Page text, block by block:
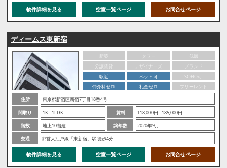
物件詳細を見る 空室一覧ページ お問合せページ
ディームス東新宿
新築 タワー
低層
分譲賃貸
デザイナーズ
ブランド
駅近
ペット可
SOHO可
仲介料ゼロ
礼金ゼロ
フリーレント
住所
東京都新宿区新宿7丁目18番4号
間取り
1K - 1LDK 賃料
118,000円 - 185,000円
階数
地上10階建 築年数
2020年9月
交通
都営大江戸線「東新宿」駅 徒歩4分
物件詳細を見る 空室一覧ページ お問合せページ